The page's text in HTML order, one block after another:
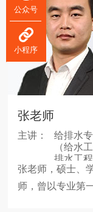
教学工作，曾参
部建造师考试教
风趣，讲义内容
个授课过程强调
考“是什么”、“
怎么考”。通过“
学员动脑动手学
学员好评。
张老师
主讲：
给排水
（给水
排水工
筑给水
程）
张老师，硕士、
师，曾以专业第
公众号
小程序